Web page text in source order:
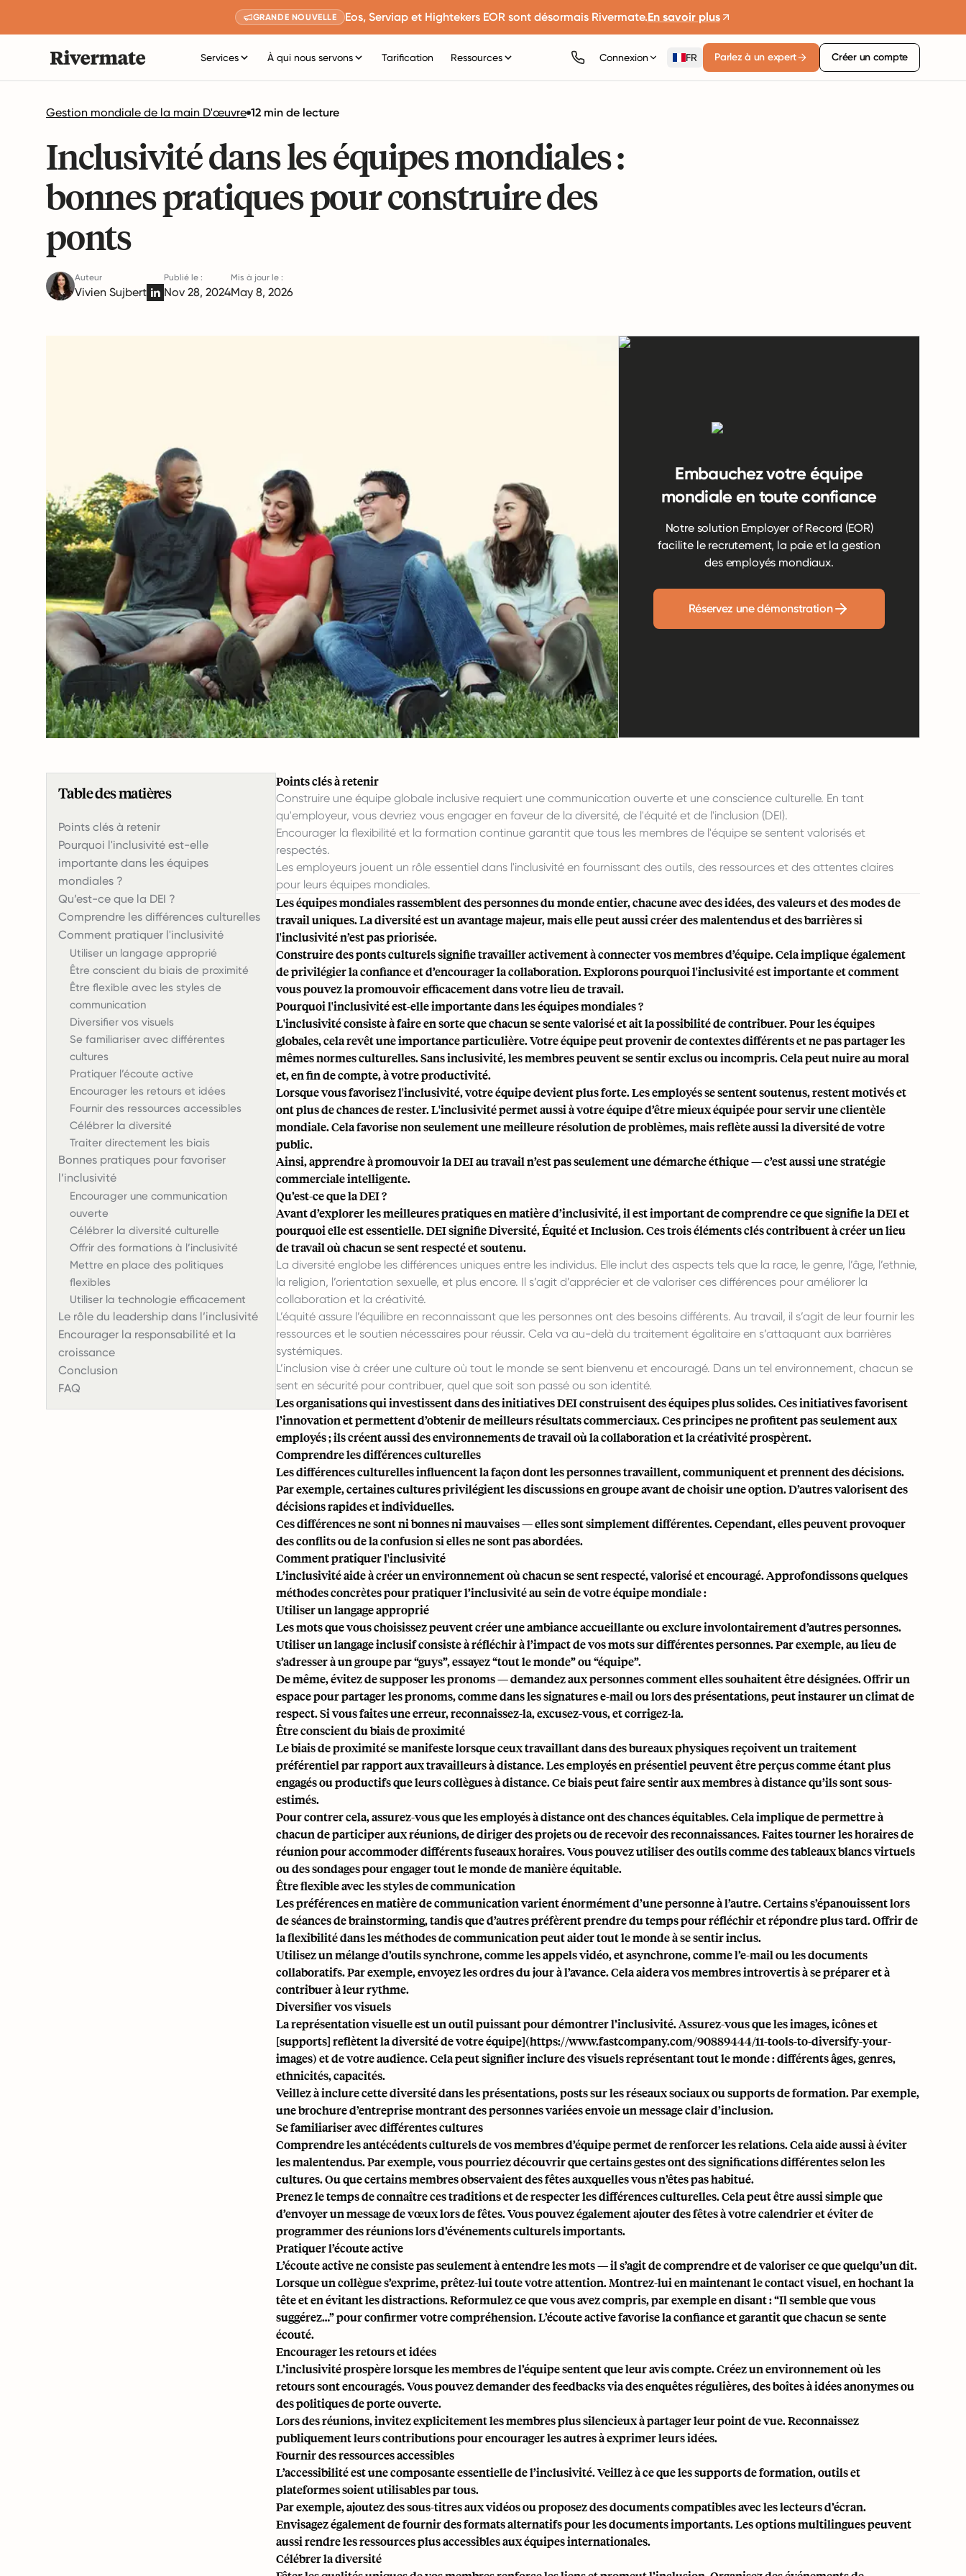
GRANDE NOUVELLE Eos, Serviap et Hightekers EOR sont désormais Rivermate.En savoir plus
Services À qui nous servons Tarification Ressources Connexion FR Parlez à un expert Créer un compte
Gestion mondiale de la main D'œuvre 12 min de lecture
Inclusivité dans les équipes mondiales :
bonnes pratiques pour construire des
ponts
Auteur
Vivien Sujbert
Publié le :
Nov 28, 2024
Mis à jour le :
May 8, 2026
Embauchez votre équipe
mondiale en toute confiance
Notre solution Employer of Record (EOR)
facilite le recrutement, la paie et la gestion
des employés mondiaux.
Réservez une démonstration
Table des matières
Points clés à retenir
Pourquoi l'inclusivité est-elle
importante dans les équipes
mondiales ?
Qu’est-ce que la DEI ?
Comprendre les différences culturelles
Comment pratiquer l'inclusivité
Utiliser un langage approprié
Être conscient du biais de proximité
Être flexible avec les styles de
communication
Diversifier vos visuels
Se familiariser avec différentes
cultures
Pratiquer l’écoute active
Encourager les retours et idées
Fournir des ressources accessibles
Célébrer la diversité
Traiter directement les biais
Bonnes pratiques pour favoriser
l’inclusivité
Encourager une communication
ouverte
Célébrer la diversité culturelle
Offrir des formations à l’inclusivité
Mettre en place des politiques
flexibles
Utiliser la technologie efficacement
Le rôle du leadership dans l’inclusivité
Encourager la responsabilité et la
croissance
Conclusion
FAQ
Points clés à retenir
Construire une équipe globale inclusive requiert une communication ouverte et une conscience culturelle. En tant
qu'employeur, vous devriez vous engager en faveur de la diversité, de l'équité et de l'inclusion (DEI).
Encourager la flexibilité et la formation continue garantit que tous les membres de l'équipe se sentent valorisés et
respectés.
Les employeurs jouent un rôle essentiel dans l'inclusivité en fournissant des outils, des ressources et des attentes claires
pour leurs équipes mondiales.
Les équipes mondiales rassemblent des personnes du monde entier, chacune avec des idées, des valeurs et des modes de
travail uniques. La diversité est un avantage majeur, mais elle peut aussi créer des malentendus et des barrières si
l'inclusivité n’est pas priorisée.
Construire des ponts culturels signifie travailler activement à connecter vos membres d’équipe. Cela implique également
de privilégier la confiance et d’encourager la collaboration. Explorons pourquoi l'inclusivité est importante et comment
vous pouvez la promouvoir efficacement dans votre lieu de travail.
Pourquoi l'inclusivité est-elle importante dans les équipes mondiales ?
L'inclusivité consiste à faire en sorte que chacun se sente valorisé et ait la possibilité de contribuer. Pour les équipes
globales, cela revêt une importance particulière. Votre équipe peut provenir de contextes différents et ne pas partager les
mêmes normes culturelles. Sans inclusivité, les membres peuvent se sentir exclus ou incompris. Cela peut nuire au moral
et, en fin de compte, à votre productivité.
Lorsque vous favorisez l'inclusivité, votre équipe devient plus forte. Les employés se sentent soutenus, restent motivés et
ont plus de chances de rester. L'inclusivité permet aussi à votre équipe d’être mieux équipée pour servir une clientèle
mondiale. Cela favorise non seulement une meilleure résolution de problèmes, mais reflète aussi la diversité de votre
public.
Ainsi, apprendre à promouvoir la DEI au travail n’est pas seulement une démarche éthique — c’est aussi une stratégie
commerciale intelligente.
Qu’est-ce que la DEI ?
Avant d’explorer les meilleures pratiques en matière d’inclusivité, il est important de comprendre ce que signifie la DEI et
pourquoi elle est essentielle. DEI signifie Diversité, Équité et Inclusion. Ces trois éléments clés contribuent à créer un lieu
de travail où chacun se sent respecté et soutenu.
La diversité englobe les différences uniques entre les individus. Elle inclut des aspects tels que la race, le genre, l’âge, l’ethnie,
la religion, l’orientation sexuelle, et plus encore. Il s’agit d’apprécier et de valoriser ces différences pour améliorer la
collaboration et la créativité.
L’équité assure l’équilibre en reconnaissant que les personnes ont des besoins différents. Au travail, il s’agit de leur fournir les
ressources et le soutien nécessaires pour réussir. Cela va au-delà du traitement égalitaire en s’attaquant aux barrières
systémiques.
L’inclusion vise à créer une culture où tout le monde se sent bienvenu et encouragé. Dans un tel environnement, chacun se
sent en sécurité pour contribuer, quel que soit son passé ou son identité.
Les organisations qui investissent dans des initiatives DEI construisent des équipes plus solides. Ces initiatives favorisent
l’innovation et permettent d’obtenir de meilleurs résultats commerciaux. Ces principes ne profitent pas seulement aux
employés ; ils créent aussi des environnements de travail où la collaboration et la créativité prospèrent.
Comprendre les différences culturelles
Les différences culturelles influencent la façon dont les personnes travaillent, communiquent et prennent des décisions.
Par exemple, certaines cultures privilégient les discussions en groupe avant de choisir une option. D’autres valorisent des
décisions rapides et individuelles.
Ces différences ne sont ni bonnes ni mauvaises — elles sont simplement différentes. Cependant, elles peuvent provoquer
des conflits ou de la confusion si elles ne sont pas abordées.
Comment pratiquer l'inclusivité
L’inclusivité aide à créer un environnement où chacun se sent respecté, valorisé et encouragé. Approfondissons quelques
méthodes concrètes pour pratiquer l’inclusivité au sein de votre équipe mondiale :
Utiliser un langage approprié
Les mots que vous choisissez peuvent créer une ambiance accueillante ou exclure involontairement d’autres personnes.
Utiliser un langage inclusif consiste à réfléchir à l’impact de vos mots sur différentes personnes. Par exemple, au lieu de
s’adresser à un groupe par “guys”, essayez “tout le monde” ou “équipe”.
De même, évitez de supposer les pronoms — demandez aux personnes comment elles souhaitent être désignées. Offrir un
espace pour partager les pronoms, comme dans les signatures e-mail ou lors des présentations, peut instaurer un climat de
respect. Si vous faites une erreur, reconnaissez-la, excusez-vous, et corrigez-la.
Être conscient du biais de proximité
Le biais de proximité se manifeste lorsque ceux travaillant dans des bureaux physiques reçoivent un traitement
préférentiel par rapport auxtravailleurs à distance. Les employés en présentiel peuvent être perçus comme étant plus
engagés ou productifs que leurs collègues à distance. Ce biais peut faire sentir aux membres à distance qu’ils sont sous-
estimés.
Pour contrer cela, assurez-vous que les employés à distance ont des chances équitables. Cela implique de permettre à
chacun de participer aux réunions, de diriger des projets ou de recevoir des reconnaissances. Faites tourner les horaires de
réunion pour accommoder différents fuseaux horaires. Vous pouvez utiliser des outils comme des tableaux blancs virtuels
ou des sondages pour engager tout le monde de manière équitable.
Être flexible avec les styles de communication
Les préférences en matière de communication varient énormément d’une personne à l’autre. Certains s’épanouissent lors
de séances de brainstorming, tandis que d’autres préfèrent prendre du temps pour réfléchir et répondre plus tard. Offrir de
la flexibilité dans les méthodes de communication peut aider tout le monde à se sentir inclus.
Utilisez un mélange d’outils synchrone, comme les appels vidéo, et asynchrone, comme l’e-mail ou les documents
collaboratifs. Par exemple, envoyez les ordres du jour à l’avance. Cela aidera vos membres introvertis à se préparer et à
contribuer à leur rythme.
Diversifier vos visuels
La représentation visuelle est un outil puissant pour démontrer l’inclusivité. Assurez-vous que les images, icônes et
[supports] reflètent la diversité de votre équipe](https://www.fastcompany.com/90889444/11-tools-to-diversify-your-
images) et de votre audience. Cela peut signifier inclure des visuels représentant tout le monde : différents âges, genres,
ethnicités, capacités.
Veillez à inclure cette diversité dans les présentations, posts sur les réseaux sociaux ou supports de formation. Par exemple,
une brochure d’entreprise montrant des personnes variées envoie un message clair d’inclusion.
Se familiariser avec différentes cultures
Comprendre les antécédents culturels de vos membres d’équipe permet de renforcer les relations. Cela aide aussi à éviter
les malentendus. Par exemple, vous pourriez découvrir que certains gestes ont des significations différentes selon les
cultures. Ou que certains membres observaient des fêtes auxquelles vous n’êtes pas habitué.
Prenez le temps de connaître ces traditions et de respecter les différences culturelles. Cela peut être aussi simple que
d’envoyer un message de vœux lors de fêtes. Vous pouvez également ajouter des fêtes à votre calendrier et éviter de
programmer des réunions lors d’événements culturels importants.
Pratiquer l’écoute active
L’écoute active ne consiste pas seulement à entendre les mots — il s’agit de comprendre et de valoriser ce que quelqu’un dit.
Lorsque un collègue s’exprime, prêtez-lui toute votre attention. Montrez-lui en maintenant le contact visuel, en hochant la
tête et en évitant les distractions. Reformulez ce que vous avez compris, par exemple en disant : “Il semble que vous
suggérez…” pour confirmer votre compréhension. L’écoute active favorise la confiance et garantit que chacun se sente
écouté.
Encourager les retours et idées
L’inclusivité prospère lorsque les membres de l’équipe sentent que leur avis compte. Créez un environnement où les
retours sont encouragés. Vous pouvez demander des feedbacks via des enquêtes régulières, des boîtes à idées anonymes ou
des politiques de porte ouverte.
Lors des réunions, invitez explicitement les membres plus silencieux à partager leur point de vue. Reconnaissez
publiquement leurs contributions pour encourager les autres à exprimer leurs idées.
Fournir des ressources accessibles
L’accessibilité est une composante essentielle de l’inclusivité. Veillez à ce que les supports de formation, outils et
plateformes soient utilisables par tous.
Par exemple, ajoutez des sous-titres aux vidéos ou proposez des documents compatibles avec les lecteurs d’écran.
Envisagez également de fournir des formats alternatifs pour les documents importants. Les options multilingues peuvent
aussi rendre les ressources plus accessibles aux équipes internationales.
Célébrer la diversité